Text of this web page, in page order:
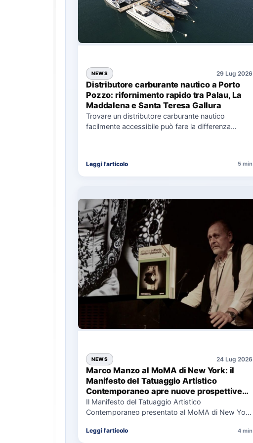
NEWS 29 Lug 2026
Distributore carburante nautico a Porto
Pozzo: rifornimento rapido tra Palau, La
Maddalena e Santa Teresa Gallura
Trovare un distributore carburante nautico
facilmente accessibile può fare la differenza
Leggi l'articolo 5 min
NEWS 24 Lug 2026
Marco Manzo al MoMA di New York: il
Manifesto del Tatuaggio Artistico
Contemporaneo apre nuove prospettive
per il collezionismo
Il Manifesto del Tatuaggio Artistico
Contemporaneo presentato al MoMA di New York
Leggi l'articolo 4 min